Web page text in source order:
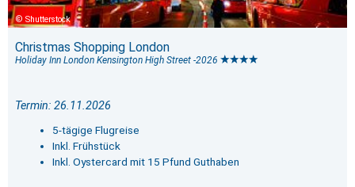
Shutterstock
Christmas Shopping London
Holiday Inn London Kensington High Street -2026
Termin: 26.11.2026
5-tägige Flugreise
Inkl. Frühstück
Inkl. Oystercard mit 15 Pfund Guthaben